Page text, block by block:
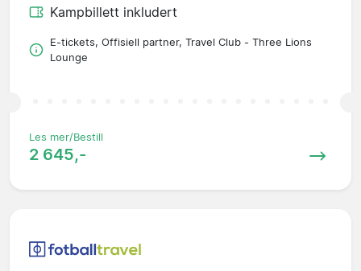
Kampbillett inkludert
E-tickets, Offisiell partner, Travel Club - Three Lions
Lounge
Les mer/Bestill
2 645,-